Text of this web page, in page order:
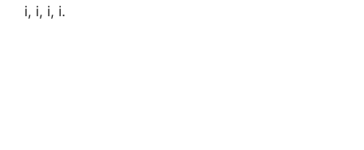
i, i, i, i.